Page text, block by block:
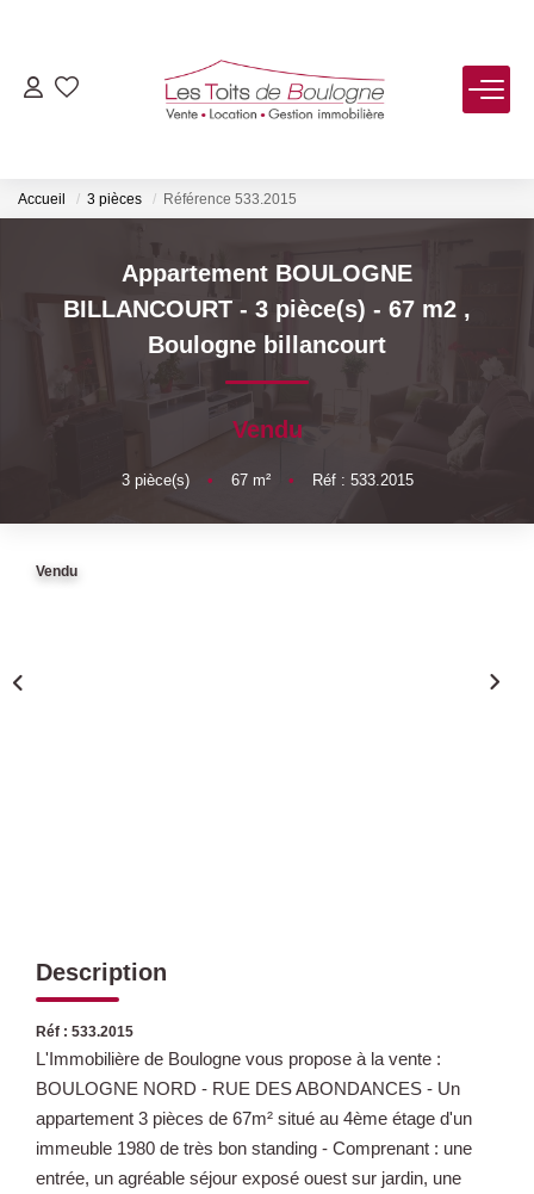
ACHETER
LOUER
VENDRE
Estimer
Biens Vendus
FAIRE GÉRER
Accueil 3 pièces Référence 533.2015
Appartement BOULOGNE
BILLANCOURT - 3 pièce(s) - 67 m2 ,
Boulogne billancourt
Vendu
3pièce(s) • 67m² • Réf : 533.2015
Vendu
Description
Réf : 533.2015
L'Immobilière de Boulogne vous propose à la vente :
BOULOGNE NORD - RUE DES ABONDANCES - Un
appartement 3 pièces de 67m² situé au 4ème étage d'un
immeuble 1980 de très bon standing - Comprenant : une
entrée, un agréable séjour exposé ouest sur jardin, une